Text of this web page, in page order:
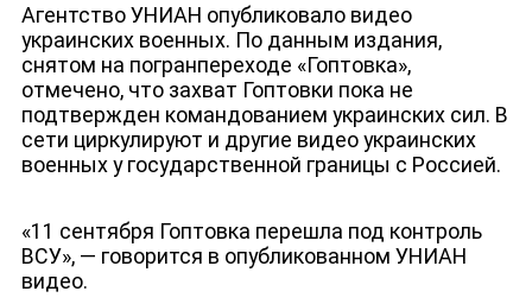
НОВОСТИ
Агентство УНИАН опубликовало видео
украинских военных. По данным издания,
снятом на погранпереходе «Гоптовка»,
отмечено, что захват Гоптовки пока не
подтвержден командованием украинских сил. В
сети циркулируют и другие видео украинских
военных у государственной границы с Россией.
«11 сентября Гоптовка перешла под контроль
ВСУ», — говорится в опубликованном УНИАН
видео.